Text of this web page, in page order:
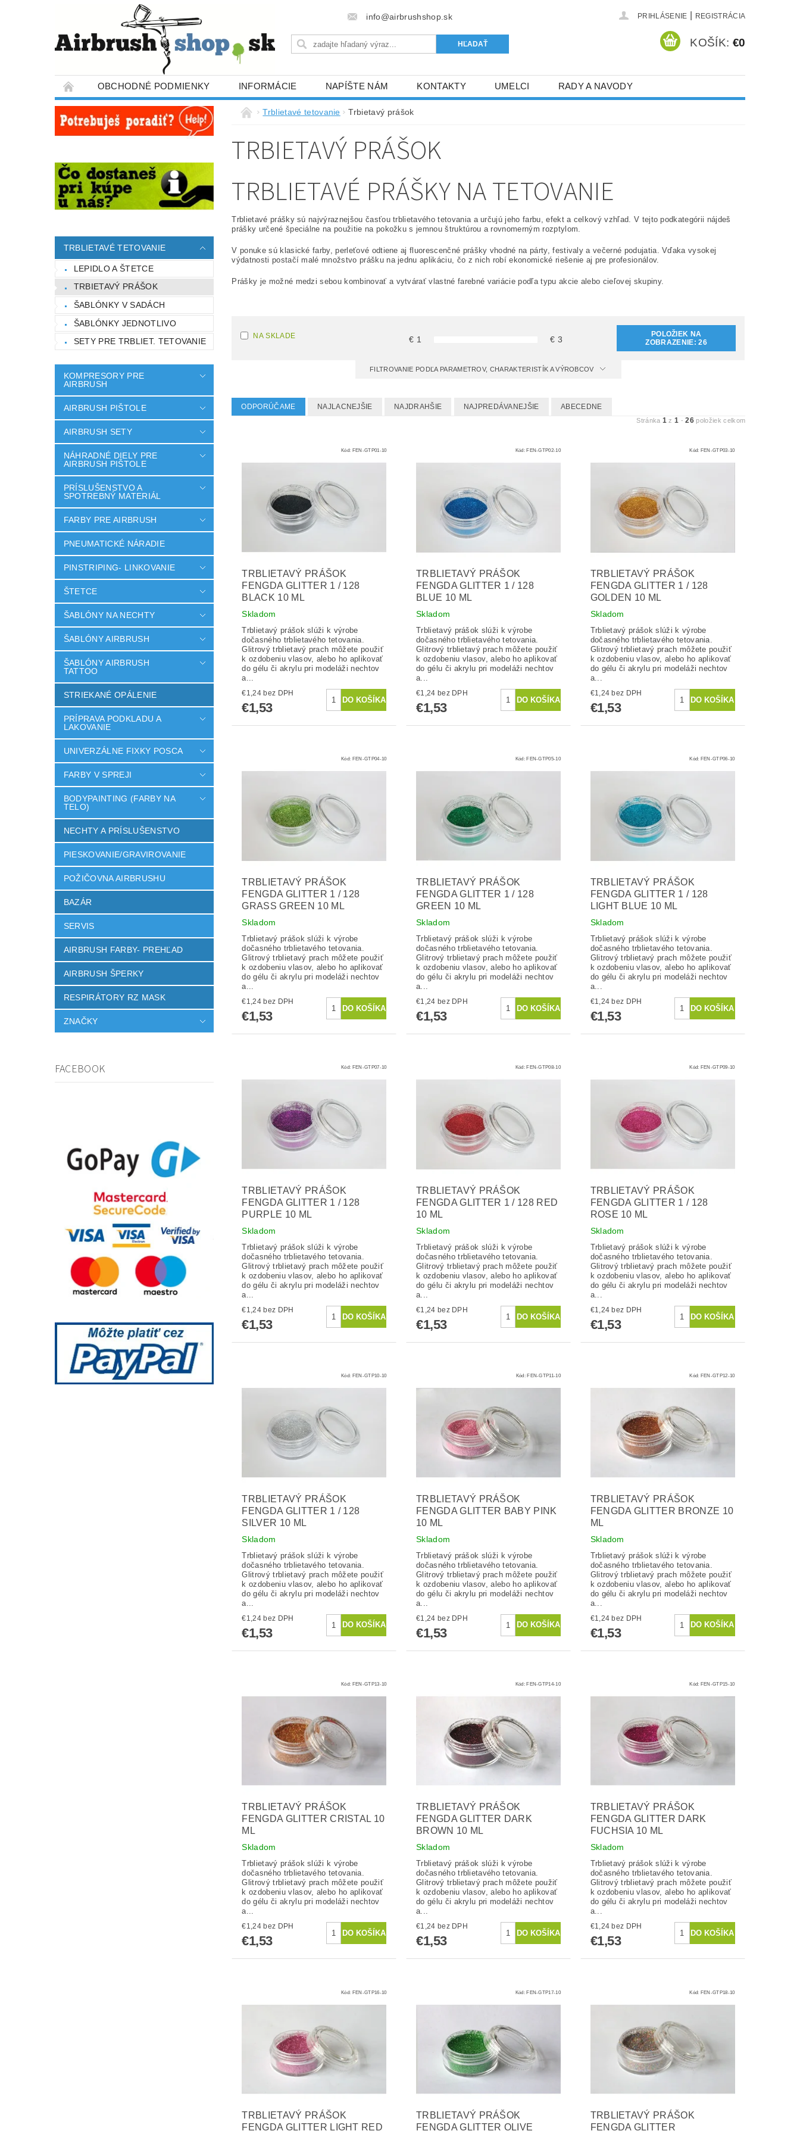
info@airbrushshop.sk PRIHLÁSENIE REGISTRÁCIA
KOŠÍK: €0
OBCHODNÉ PODMIENKY INFORMÁCIE NAPÍŠTE NÁM KONTAKTY UMELCI RADY A NAVODY
TRBLIETAVÉ TETOVANIE
LEPIDLO A ŠTETCE
TRBIETAVÝ PRÁŠOK
ŠABLÓNKY V SADÁCH
ŠABLÓNKY JEDNOTLIVO
SETY PRE TRBLIET. TETOVANIE
KOMPRESORY PRE
AIRBRUSH
AIRBRUSH PIŠTOLE
AIRBRUSH SETY
NÁHRADNÉ DIELY PRE
AIRBRUSH PIŠTOLE
PRÍSLUŠENSTVO A
SPOTREBNÝ MATERIÁL
FARBY PRE AIRBRUSH
PNEUMATICKÉ NÁRADIE
PINSTRIPING- LINKOVANIE
ŠTETCE
ŠABLÓNY NA NECHTY
ŠABLÓNY AIRBRUSH
ŠABLÓNY AIRBRUSH
TATTOO
STRIEKANÉ OPÁLENIE
PRÍPRAVA PODKLADU A
LAKOVANIE
UNIVERZÁLNE FIXKY POSCA
FARBY V SPREJI
BODYPAINTING (FARBY NA
TELO)
NECHTY A PRÍSLUŠENSTVO
PIESKOVANIE/GRAVIROVANIE
POŽIČOVNA AIRBRUSHU
BAZÁR
SERVIS
AIRBRUSH FARBY- PREHĽAD
AIRBRUSH ŠPERKY
RESPIRÁTORY RZ MASK
ZNAČKY
FACEBOOK
Trblietavé tetovanie Trbietavý prášok
TRBIETAVÝ PRÁŠOK
TRBLIETAVÉ PRÁŠKY NA TETOVANIE
Trblietavé prášky sú najvýraznejšou časťou trblietavého tetovania a určujú jeho farbu, efekt a celkový vzhľad. V tejto podkategórii nájdeš
prášky určené špeciálne na použitie na pokožku s jemnou štruktúrou a rovnomerným rozptylom.
V ponuke sú klasické farby, perleťové odtiene aj fluorescenčné prášky vhodné na párty, festivaly a večerné podujatia. Vďaka vysokej
výdatnosti postačí malé množstvo prášku na jednu aplikáciu, čo z nich robí ekonomické riešenie aj pre profesionálov.
Prášky je možné medzi sebou kombinovať a vytvárať vlastné farebné variácie podľa typu akcie alebo cieľovej skupiny.
NA SKLADE € 1 € 3
POLOŽIEK NA
ZOBRAZENIE:26
FILTROVANIE PODĽA PARAMETROV, CHARAKTERISTÍK A VÝROBCOV
ODPORÚČAME NAJLACNEJŠIE NAJDRAHŠIE NAJPREDÁVANEJŠIE ABECEDNE
Stránka 1 z1 -26 položiek celkom
Kód: FEN-GTP01-10
TRBLIETAVÝ PRÁŠOK
FENGDA GLITTER 1 / 128
BLACK 10 ML
Skladom
Trblietavý prášok slúži k výrobe
dočasného trblietavého tetovania.
Glitrový trblietavý prach môžete použiť
k ozdobeniu vlasov, alebo ho aplikovať
do gélu či akrylu pri modeláži nechtov
a...
€1,24 bez DPH
€1,53
Kód:FEN-GTP02-10
TRBLIETAVÝ PRÁŠOK
FENGDA GLITTER 1 / 128
BLUE 10 ML
Skladom
Trblietavý prášok slúži k výrobe
dočasného trblietavého tetovania.
Glitrový trblietavý prach môžete použiť
k ozdobeniu vlasov, alebo ho aplikovať
do gélu či akrylu pri modeláži nechtov
a...
€1,24 bez DPH
€1,53
Kód: FEN-GTP03-10
TRBLIETAVÝ PRÁŠOK
FENGDA GLITTER 1 / 128
GOLDEN 10 ML
Skladom
Trblietavý prášok slúži k výrobe
dočasného trblietavého tetovania.
Glitrový trblietavý prach môžete použiť
k ozdobeniu vlasov, alebo ho aplikovať
do gélu či akrylu pri modeláži nechtov
a...
€1,24 bez DPH
€1,53
Kód: FEN-GTP04-10
TRBLIETAVÝ PRÁŠOK
FENGDA GLITTER 1 / 128
GRASS GREEN 10 ML
Skladom
Trblietavý prášok slúži k výrobe
dočasného trblietavého tetovania.
Glitrový trblietavý prach môžete použiť
k ozdobeniu vlasov, alebo ho aplikovať
do gélu či akrylu pri modeláži nechtov
a...
€1,24 bez DPH
€1,53
Kód:FEN-GTP05-10
TRBLIETAVÝ PRÁŠOK
FENGDA GLITTER 1 / 128
GREEN 10 ML
Skladom
Trblietavý prášok slúži k výrobe
dočasného trblietavého tetovania.
Glitrový trblietavý prach môžete použiť
k ozdobeniu vlasov, alebo ho aplikovať
do gélu či akrylu pri modeláži nechtov
a...
€1,24 bez DPH
€1,53
Kód: FEN-GTP06-10
TRBLIETAVÝ PRÁŠOK
FENGDA GLITTER 1 / 128
LIGHT BLUE 10 ML
Skladom
Trblietavý prášok slúži k výrobe
dočasného trblietavého tetovania.
Glitrový trblietavý prach môžete použiť
k ozdobeniu vlasov, alebo ho aplikovať
do gélu či akrylu pri modeláži nechtov
a...
€1,24 bez DPH
€1,53
Kód: FEN-GTP07-10
TRBLIETAVÝ PRÁŠOK
FENGDA GLITTER 1 / 128
PURPLE 10 ML
Skladom
Trblietavý prášok slúži k výrobe
dočasného trblietavého tetovania.
Glitrový trblietavý prach môžete použiť
k ozdobeniu vlasov, alebo ho aplikovať
do gélu či akrylu pri modeláži nechtov
a...
€1,24 bez DPH
€1,53
Kód:FEN-GTP08-10
TRBLIETAVÝ PRÁŠOK
FENGDA GLITTER 1 / 128 RED
10 ML
Skladom
Trblietavý prášok slúži k výrobe
dočasného trblietavého tetovania.
Glitrový trblietavý prach môžete použiť
k ozdobeniu vlasov, alebo ho aplikovať
do gélu či akrylu pri modeláži nechtov
a...
€1,24 bez DPH
€1,53
Kód: FEN-GTP09-10
TRBLIETAVÝ PRÁŠOK
FENGDA GLITTER 1 / 128
ROSE 10 ML
Skladom
Trblietavý prášok slúži k výrobe
dočasného trblietavého tetovania.
Glitrový trblietavý prach môžete použiť
k ozdobeniu vlasov, alebo ho aplikovať
do gélu či akrylu pri modeláži nechtov
a...
€1,24 bez DPH
€1,53
Kód: FEN-GTP10-10
TRBLIETAVÝ PRÁŠOK
FENGDA GLITTER 1 / 128
SILVER 10 ML
Skladom
Trblietavý prášok slúži k výrobe
dočasného trblietavého tetovania.
Glitrový trblietavý prach môžete použiť
k ozdobeniu vlasov, alebo ho aplikovať
do gélu či akrylu pri modeláži nechtov
a...
€1,24 bez DPH
€1,53
Kód:FEN-GTP11-10
TRBLIETAVÝ PRÁŠOK
FENGDA GLITTER BABY PINK
10 ML
Skladom
Trblietavý prášok slúži k výrobe
dočasného trblietavého tetovania.
Glitrový trblietavý prach môžete použiť
k ozdobeniu vlasov, alebo ho aplikovať
do gélu či akrylu pri modeláži nechtov
a...
€1,24 bez DPH
€1,53
Kód: FEN-GTP12-10
TRBLIETAVÝ PRÁŠOK
FENGDA GLITTER BRONZE 10
ML
Skladom
Trblietavý prášok slúži k výrobe
dočasného trblietavého tetovania.
Glitrový trblietavý prach môžete použiť
k ozdobeniu vlasov, alebo ho aplikovať
do gélu či akrylu pri modeláži nechtov
a...
€1,24 bez DPH
€1,53
Kód: FEN-GTP13-10
TRBLIETAVÝ PRÁŠOK
FENGDA GLITTER CRISTAL 10
ML
Skladom
Trblietavý prášok slúži k výrobe
dočasného trblietavého tetovania.
Glitrový trblietavý prach môžete použiť
k ozdobeniu vlasov, alebo ho aplikovať
do gélu či akrylu pri modeláži nechtov
a...
€1,24 bez DPH
€1,53
Kód:FEN-GTP14-10
TRBLIETAVÝ PRÁŠOK
FENGDA GLITTER DARK
BROWN 10 ML
Skladom
Trblietavý prášok slúži k výrobe
dočasného trblietavého tetovania.
Glitrový trblietavý prach môžete použiť
k ozdobeniu vlasov, alebo ho aplikovať
do gélu či akrylu pri modeláži nechtov
a...
€1,24 bez DPH
€1,53
Kód: FEN-GTP15-10
TRBLIETAVÝ PRÁŠOK
FENGDA GLITTER DARK
FUCHSIA 10 ML
Skladom
Trblietavý prášok slúži k výrobe
dočasného trblietavého tetovania.
Glitrový trblietavý prach môžete použiť
k ozdobeniu vlasov, alebo ho aplikovať
do gélu či akrylu pri modeláži nechtov
a...
€1,24 bez DPH
€1,53
Kód: FEN-GTP16-10
TRBLIETAVÝ PRÁŠOK
FENGDA GLITTER LIGHT RED
Kód:FEN-GTP17-10
TRBLIETAVÝ PRÁŠOK
FENGDA GLITTER OLIVE
Kód: FEN-GTP18-10
TRBLIETAVÝ PRÁŠOK
FENGDA GLITTER